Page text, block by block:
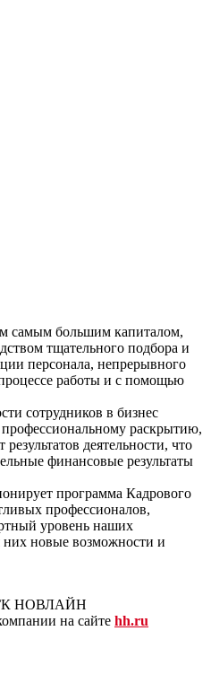
самым большим капиталом,
тщательного подбора и
персонала, непрерывного
работы и с помощью
сотрудников в бизнес
раскрытию,
деятельности, что
финансовые результаты
программа Кадрового
профессионалов,
уровень наших
них новые возможности и
ГК НОВЛАЙН
на сайте hh.ru